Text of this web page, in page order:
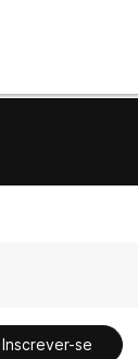
Inscrever-se